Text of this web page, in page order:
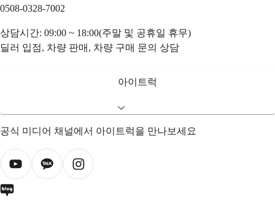
0508-0328-7002
상담시간: 09:00 ~ 18:00(주말 및 공휴일 휴무)
딜러 입점, 차량 판매, 차량 구매 문의 상담
아이트럭
공식 미디어 채널에서 아이트럭을 만나보세요